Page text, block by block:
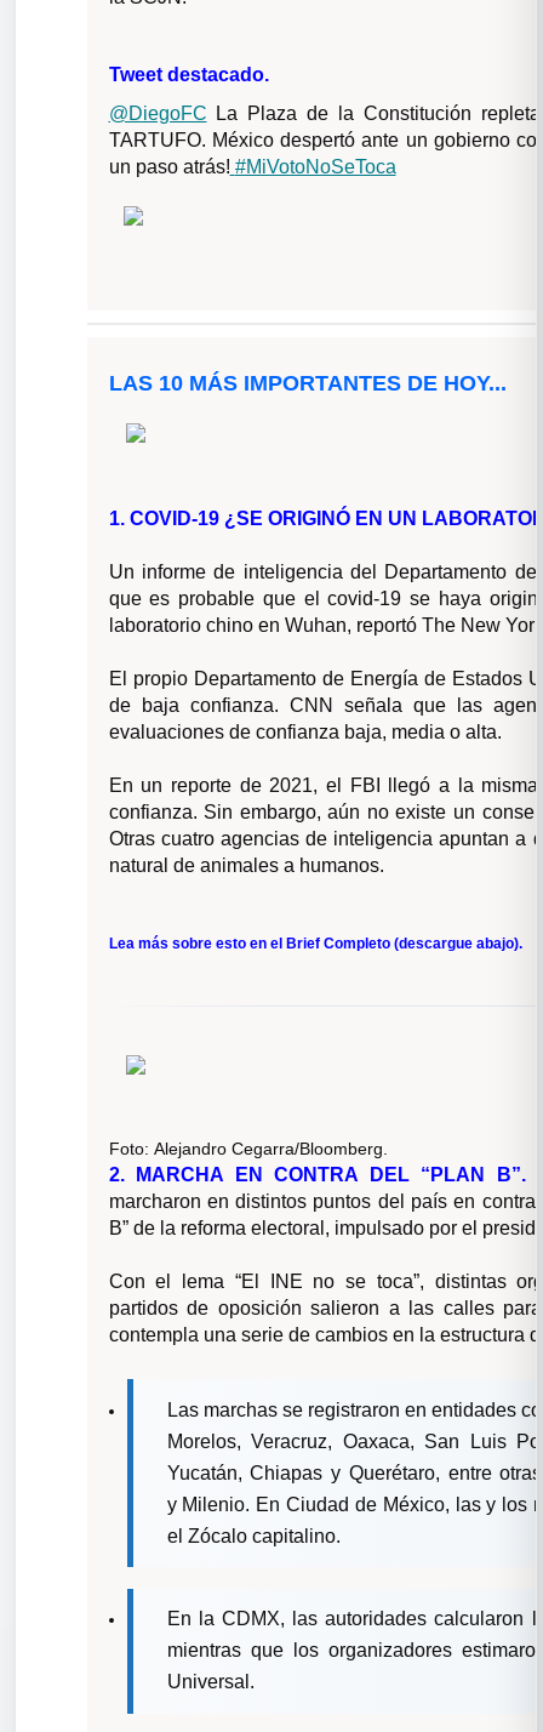
Tweet destacado.
@DiegoFC
La Plaza de la Constitución
TARTUFO. México despertó ante un gobierno
un paso atrás! #MiVotoNoSeToca
LAS 10 MÁS IMPORTANTES DE HOY...
1. COVID-19 ¿SE ORIGINÓ EN UN
Un informe de inteligencia del Departamento
que es probable que el covid-19 se haya
laboratorio chino en Wuhan, reportó The New
El propio Departamento de Energía de Estados
de
baja confianza. CNN señala que las
evaluaciones de confianza baja, media o alta.
En un reporte de 2021, el FBI llegó a la
confianza. Sin embargo, aún no existe un
Otras cuatro agencias de inteligencia apuntan a
natural de animales a humanos.
Lea más sobre esto en el Brief Completo (descargue abajo).
Foto: Alejandro Cegarra/Bloomberg.
2. MARCHA EN CONTRA DEL “PLAN B”.
marcharon en distintos puntos del país en
B” de la reforma electoral, impulsado por el
Con el lema “El INE no se toca”, distintas
partidos de oposición salieron a las calles
contempla una serie de cambios en la estructura
Las marchas se registraron en entidades
Morelos, Veracruz, Oaxaca, San Luis
Yucatán, Chiapas y Querétaro, entre
y Milenio. En Ciudad de México, las y los
el Zócalo capitalino.
En la CDMX, las autoridades calcularon
mientras que los organizadores
Universal.